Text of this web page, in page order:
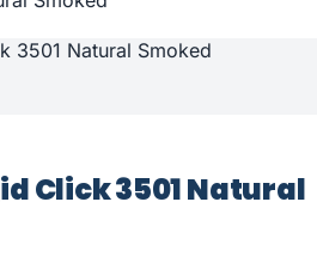
Click 3501 Natural